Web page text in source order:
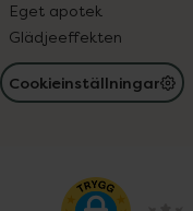
Eget apotek
Glädjeeffekten
Cookieinställningar